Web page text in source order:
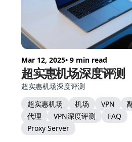
Mar 12, 2025• 9 min read
超实惠机场深度评测
超实惠机场深度评测
超实惠机场
机场 VPN
代理
VPN深度评测
FAQ
Proxy Server